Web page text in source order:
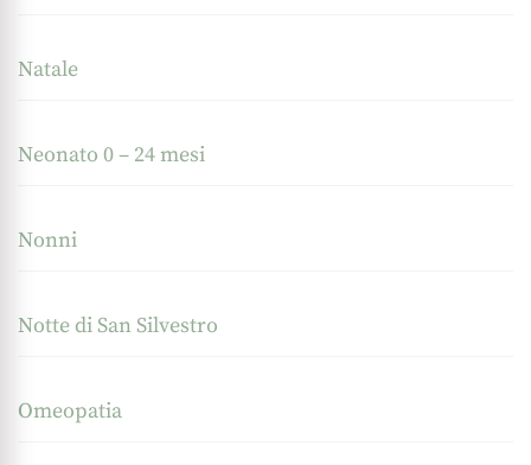
Natale
Neonato 0 – 24 mesi
Nonni
Notte di San Silvestro
Omeopatia